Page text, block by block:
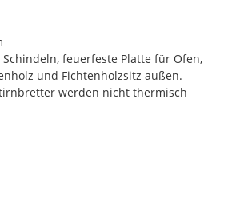
feuerfeste Platte für Ofen,
und Fichtenholzsitz außen.
werden nicht thermisch